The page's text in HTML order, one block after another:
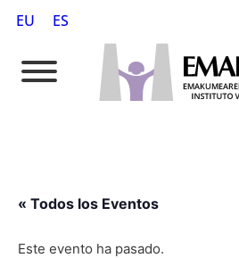
EU ES
« Todos los Eventos
Este evento ha pasado.